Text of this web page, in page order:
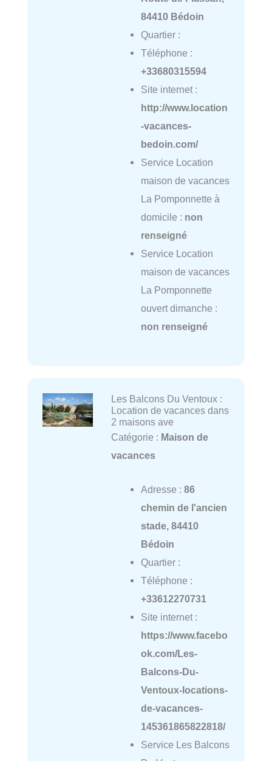
84410 Bédoin
Quartier :
Téléphone :
+33680315594
Site internet :
http://www.location
-vacances-
bedoin.com/
Service Location
maison de vacances
La Pomponnette à
domicile : non
renseigné
Service Location
maison de vacances
La Pomponnette
ouvert dimanche :
non renseigné
Les Balcons Du Ventoux :
Location de vacances dans
2 maisons ave
Catégorie : Maison de
vacances
Adresse : 86
chemin de l'ancien
stade, 84410
Bédoin
Quartier :
Téléphone :
+33612270731
Site internet :
https://www.facebo
ok.com/Les-
Balcons-Du-
Ventoux-locations-
de-vacances-
145361865822818/
Service Les Balcons